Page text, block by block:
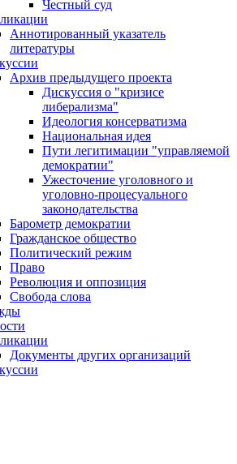
Честный суд
Аннотированный указатель
литературы
Архив предыдущего проекта
Дискуссия о "кризисе
либерализма"
Идеология консерватизма
Национальная идея
Пути легитимации "управляемой
демократии"
Ужесточение уголовного и
уголовно-процесуального
законодательства
Барометр демократии
Гражданское общество
Политический режим
Право
Революция и оппозиция
Свобода слова
Документы других организаций